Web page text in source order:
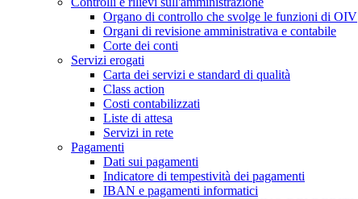
Organo di controllo che svolge le funzioni di OIV
Organi di revisione amministrativa e contabile
Corte dei conti
Servizi erogati
Carta dei servizi e standard di qualità
Class action
Costi contabilizzati
Liste di attesa
Servizi in rete
Pagamenti
Dati sui pagamenti
Indicatore di tempestività dei pagamenti
IBAN e pagamenti informatici